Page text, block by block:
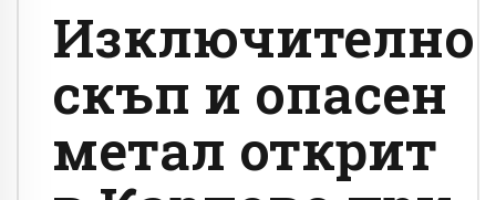
Изключително
скъп и опасен
метал открит